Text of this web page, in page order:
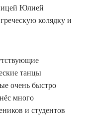
Юлией
колядку и
танцы
очень быстро
много
и студентов